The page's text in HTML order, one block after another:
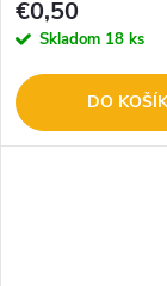
€0,50
Skladom 18 ks
DO